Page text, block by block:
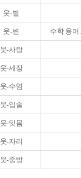
웃-벌
웃-변 수학 용어.
웃-사랑
웃-세장
웃-수염
웃-입술
웃-잇몸
웃-자리
웃-중방